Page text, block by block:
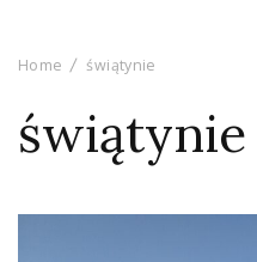
Home świątynie
świątynie